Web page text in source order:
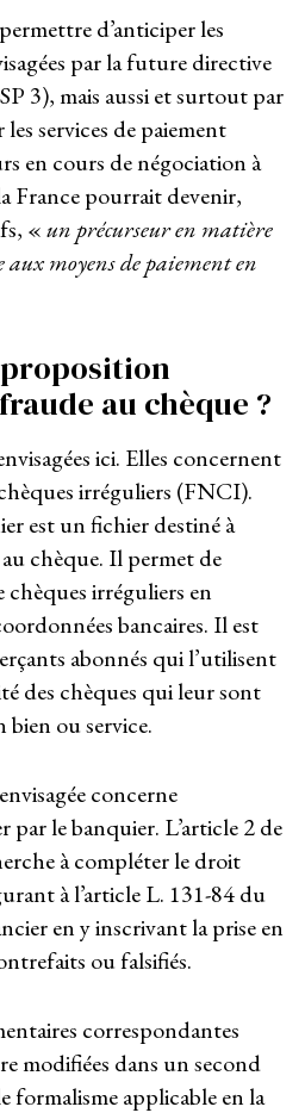
d’anticiper les
par la future directive
3), mais aussi et surtout par
services de paiement
en cours de négociation à
France pourrait devenir,
«un précurseur en matière
moyens de paiement en
au chèque ?
ici. Elles concernent
irréguliers (FNCI).
est un fichier destiné à
chèque. Il permet de
irréguliers en
bancaires. Il est
abonnés qui l’utilisent
des chèques qui leur sont
bien ou service.
concerne
par le banquier. L’article 2 de
à compléter le droit
à l’article L. 131-84 du
en y inscrivant la prise en
ou falsifiés.
correspondantes
modifiées dans un second
formalisme applicable en la